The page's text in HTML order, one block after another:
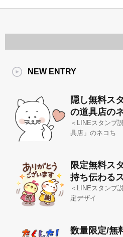
NEW ENTRY
隠し無料ス
の道具店の
＜LINEスタンプ
具店」のネコち
限定無料ス
持ち伝わる
＜LINEスタンプ
定デザイ
数量限定/無